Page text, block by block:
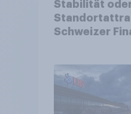
Stabilität
Schweizer
von